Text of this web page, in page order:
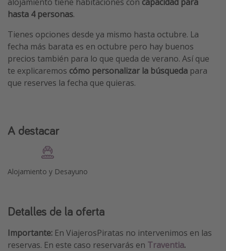
Viaja con musicales
El Rey León el musical
Harry Potter en Londres y otros destinos
Eventos deportivos
hasta 4 personas.
Tienes opciones desde ya mismo hasta octubre. La
fecha más barata es en octubre pero hay buenos
precios también para lo que queda de verano. Así que
te explicaremos cómo personalizar la búsqueda para
que reserves la fecha que quieras.
A destacar
Alojamiento y Desayuno
Detalles de la oferta
Importante: En ViajerosPiratas no intervenimos en las
reservas. En este caso reservarás en Traventia.